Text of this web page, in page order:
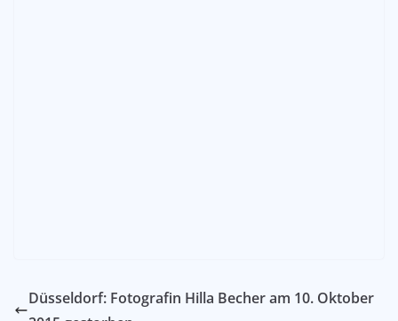
Düsseldorf: Fotografin Hilla Becher am 10. Oktober